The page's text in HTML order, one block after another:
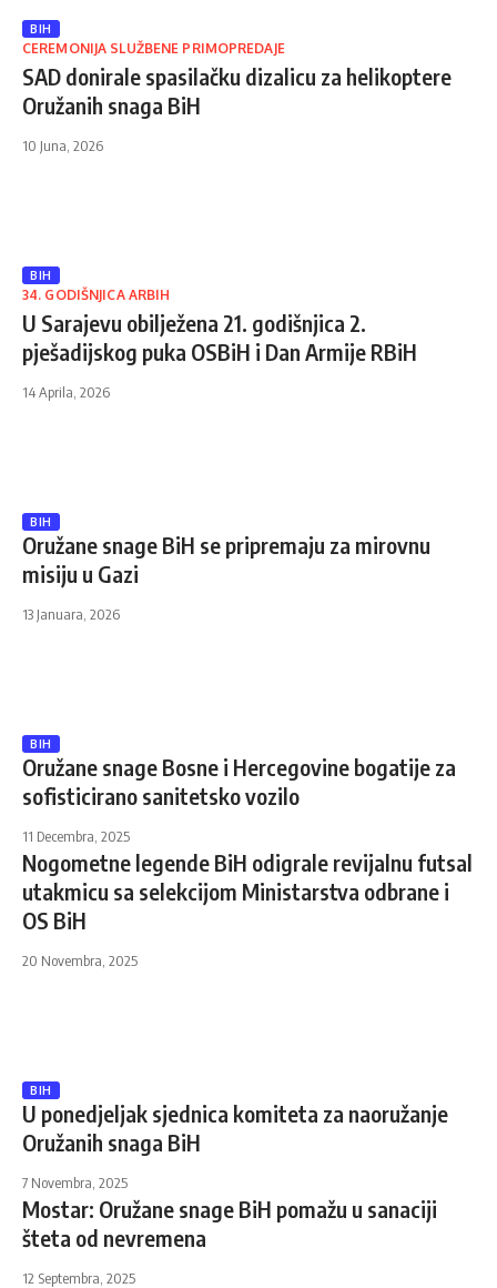
BIH
CEREMONIJA SLUŽBENE PRIMOPREDAJE
SAD donirale spasilačku dizalicu za helikoptere
Oružanih snaga BiH
10 Juna, 2026
BIH
34. GODIŠNJICA ARBIH
U Sarajevu obilježena 21. godišnjica 2.
pješadijskog puka OSBiH i Dan Armije RBiH
14 Aprila, 2026
BIH
Oružane snage BiH se pripremaju za mirovnu
misiju u Gazi
13 Januara, 2026
BIH
Oružane snage Bosne i Hercegovine bogatije za
sofisticirano sanitetsko vozilo
11 Decembra, 2025
Nogometne legende BiH odigrale revijalnu futsal
utakmicu sa selekcijom Ministarstva odbrane i
OS BiH
20 Novembra, 2025
BIH
U ponedjeljak sjednica komiteta za naoružanje
Oružanih snaga BiH
7 Novembra, 2025
Mostar: Oružane snage BiH pomažu u sanaciji
šteta od nevremena
12 Septembra, 2025